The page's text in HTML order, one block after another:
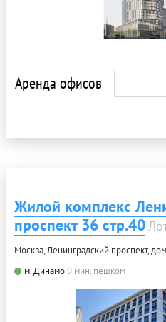
Аренда офисов
Жилой комплекс
проспект 36 стр.40
Москва, Ленинградский проспект,
м. Динамо9 мин. пешком